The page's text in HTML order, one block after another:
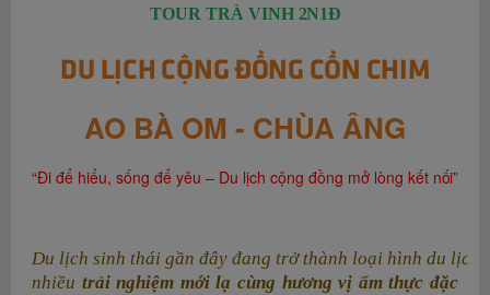
TOUR TRÀ VINH 2N1Đ
DU LỊCH CỘNG ĐỒNG CỒN CHIM
AO BÀ OM - CHÙA ÂNG
“Đi để hiểu, sống để yêu – Du lịch cộng đồng mở lòng kết nối”
Du lịch sinh thái gần đây đang trở thành loại hình du lịch
nhiều trải nghiệm mới lạ cùng hương vị ẩm thực đặc